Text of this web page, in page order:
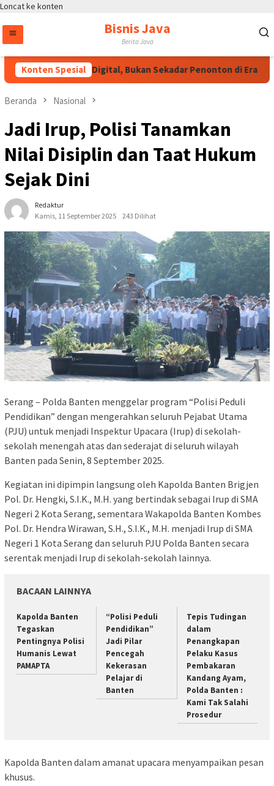
Loncat ke konten
Bisnis Java
Berita Java
Konten Spesial
Jadilah Talenta Digital, Bukan Sekadar Penonton di Era E-
Beranda Nasional
Jadi Irup, Polisi Tanamkan
Nilai Disiplin dan Taat Hukum
Sejak Dini
Redaktur
Kamis, 11 September 2025
243 Dilihat
Serang – Polda Banten menggelar program “Polisi Peduli
Pendidikan” dengan mengerahkan seluruh Pejabat Utama
(PJU) untuk menjadi Inspektur Upacara (Irup) di sekolah-
sekolah menengah atas dan sederajat di seluruh wilayah
Banten pada Senin, 8 September 2025.
Kegiatan ini dipimpin langsung oleh Kapolda Banten Brigjen
Pol. Dr. Hengki, S.I.K., M.H. yang bertindak sebagai Irup di SMA
Negeri 2 Kota Serang, sementara Wakapolda Banten Kombes
Pol. Dr. Hendra Wirawan, S.H., S.I.K., M.H. menjadi Irup di SMA
Negeri 1 Kota Serang dan seluruh PJU Polda Banten secara
serentak menjadi Irup di sekolah-sekolah lainnya.
BACAAN LAINNYA
Kapolda Banten
Tegaskan
Pentingnya Polisi
Humanis Lewat
PAMAPTA
“Polisi Peduli
Pendidikan”
Jadi Pilar
Pencegah
Kekerasan
Pelajar di
Banten
Tepis Tudingan
dalam
Penangkapan
Pelaku Kasus
Pembakaran
Kandang Ayam,
Polda Banten :
Kami Tak Salahi
Prosedur
Kapolda Banten dalam amanat upacara menyampaikan pesan
khusus.